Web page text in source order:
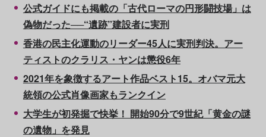
公式ガイドにも掲載の「古代ローマの円形闘技場」は
偽物だった──“遺跡”建設者に実刑
香港の民主化運動のリーダー45人に実刑判決。アー
ティストのクラリス・ヤンは懲役6年
2021年を象徴するアート作品ベスト15。オバマ元大
統領の公式肖像画家もランクイン
大学生が初発掘で快挙！ 開始90分で9世紀「黄金の謎
の遺物」を発見